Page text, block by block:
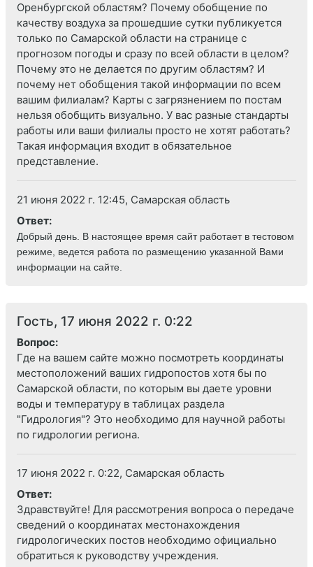
Оренбургской областям? Почему обобщение по
качеству воздуха за прошедшие сутки публикуется
только по Самарской области на странице с
прогнозом погоды и сразу по всей области в целом?
Почему это не делается по другим областям? И
почему нет обобщения такой информации по всем
вашим филиалам? Карты с загрязнением по постам
нельзя обобщить визуально. У вас разные стандарты
работы или ваши филиалы просто не хотят работать?
Такая информация входит в обязательное
представление.
21 июня 2022 г. 12:45, Самарская область
Ответ:
Добрый день. В настоящее время сайт работает в тестовом
режиме, ведется работа по размещению указанной Вами
информации на сайте.
Гость, 17 июня 2022 г. 0:22
Вопрос:
Где на вашем сайте можно посмотреть координаты
местоположений ваших гидропостов хотя бы по
Самарской области, по которым вы даете уровни
воды и температуру в таблицах раздела
"Гидрология"? Это необходимо для научной работы
по гидрологии региона.
17 июня 2022 г. 0:22, Самарская область
Ответ:
Здравствуйте! Для рассмотрения вопроса о передаче
сведений о координатах местонахождения
гидрологических постов необходимо официально
обратиться к руководству учреждения.